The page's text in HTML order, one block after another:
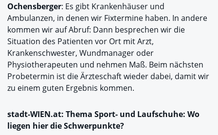
Ochensberger: Es gibt Krankenhäuser und
Ambulanzen, in denen wir Fixtermine haben. In andere
kommen wir auf Abruf: Dann besprechen wir die
Situation des Patienten vor Ort mit Arzt,
Krankenschwester, Wundmanager oder
Physiotherapeuten und nehmen Maß. Beim nächsten
Probetermin ist die Ärzteschaft wieder dabei, damit wir
zu einem guten Ergebnis kommen.
stadt-WIEN.at: Thema Sport- und Laufschuhe: Wo
liegen hier die Schwerpunkte?